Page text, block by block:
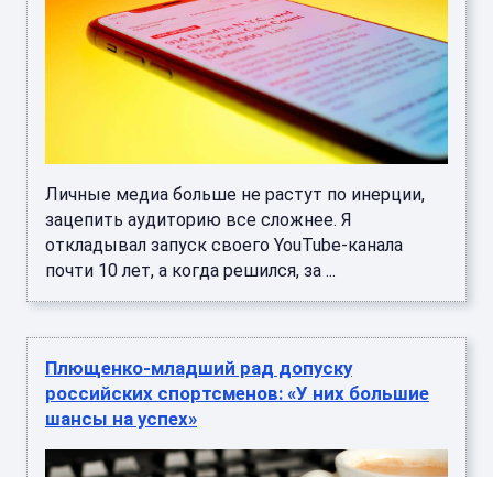
Личные медиа больше не растут по инерции,
зацепить аудиторию все сложнее. Я
откладывал запуск своего YouTube-канала
почти 10 лет, а когда решился, за ...
Плющенко-младший рад допуску
российских спортсменов: «У них большие
шансы на успех»